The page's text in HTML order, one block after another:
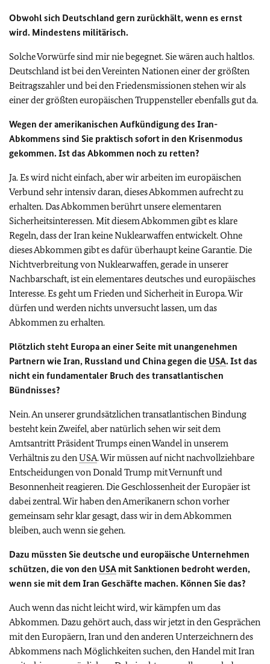
Obwohl sich Deutschland gern zurückhält, wenn es ernst
wird. Mindestens militärisch.
Solche Vorwürfe sind mir nie begegnet. Sie wären auch haltlos.
Deutschland ist bei den Vereinten Nationen einer der größten
Beitragszahler und bei den Friedensmissionen stehen wir als
einer der größten europäischen Truppensteller ebenfalls gut da.
Wegen der amerikanischen Aufkündigung des Iran-
Abkommens sind Sie praktisch sofort in den Krisenmodus
gekommen. Ist das Abkommen noch zu retten?
Ja. Es wird nicht einfach, aber wir arbeiten im europäischen
Verbund sehr intensiv daran, dieses Abkommen aufrecht zu
erhalten. Das Abkommen berührt unsere elementaren
Sicherheitsinteressen. Mit diesem Abkommen gibt es klare
Regeln, dass der Iran keine Nuklearwaffen entwickelt. Ohne
dieses Abkommen gibt es dafür überhaupt keine Garantie. Die
Nichtverbreitung von Nuklearwaffen, gerade in unserer
Nachbarschaft, ist ein elementares deutsches und europäisches
Interesse. Es geht um Frieden und Sicherheit in Europa. Wir
dürfen und werden nichts unversucht lassen, um das
Abkommen zu erhalten.
Plötzlich steht Europa an einer Seite mit unangenehmen
Partnern wie Iran, Russland und China gegen die USA. Ist das
nicht ein fundamentaler Bruch des transatlantischen
Bündnisses?
Nein. An unserer grundsätzlichen transatlantischen Bindung
besteht kein Zweifel, aber natürlich sehen wir seit dem
Amtsantritt Präsident Trumps einen Wandel in unserem
Verhältnis zu denUSA. Wir müssen auf nicht nachvollziehbare
Entscheidungen von Donald Trump mit Vernunft und
Besonnenheit reagieren. Die Geschlossenheit der Europäer ist
dabei zentral. Wir haben den Amerikanern schon vorher
gemeinsam sehr klar gesagt, dass wir in dem Abkommen
bleiben, auch wenn sie gehen.
Dazu müssten Sie deutsche und europäische Unternehmen
schützen, die von den USA mit Sanktionen bedroht werden,
wenn sie mit dem Iran Geschäfte machen. Können Sie das?
Auch wenn das nicht leicht wird, wir kämpfen um das
Abkommen. Dazu gehört auch, dass wir jetzt in den Gesprächen
mit den Europäern, Iran und den anderen Unterzeichnern des
Abkommens nach Möglichkeiten suchen, den Handel mit Iran